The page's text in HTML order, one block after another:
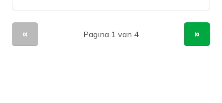
Vorige pagina
Pagina 1 van 4